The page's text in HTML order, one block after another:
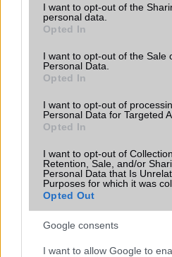
not limited to your visit or usage
grant or deny consent to Google
use your data for below
consent section.
I want to opt-out of the
personal data.
Opted In
I want to opt-out of the Sale
Personal Data.
Opted In
I want to opt-out of
Personal Data for Targeted
Opted In
I want to opt-out of
Retention, Sale, and/or
Personal Data that Is
Purposes for which it was
Opted Out
Google consents
I want to allow Google to
SIM-ek száma
Terület
Brand
Védelem
Limited Edition
SAR
N/A = Nincs adat. Legutóbbi frissítés: